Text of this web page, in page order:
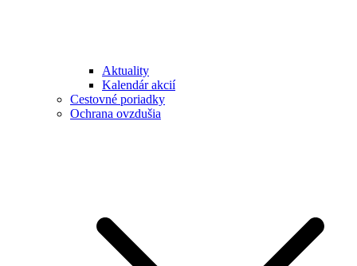
Aktuality
Kalendár akcií
Cestovné poriadky
Ochrana ovzdušia